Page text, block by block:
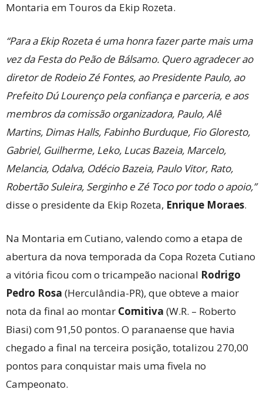
Montaria em Touros da Ekip Rozeta.
“Para a Ekip Rozeta é uma honra fazer parte mais uma
vez da Festa do Peão de Bálsamo. Quero agradecer ao
diretor de Rodeio Zé Fontes, ao Presidente Paulo, ao
Prefeito Dú Lourenço pela confiança e parceria, e aos
membros da comissão organizadora, Paulo, Alê
Martins, Dimas Halls, Fabinho Burduque, Fio Gloresto,
Gabriel, Guilherme, Leko, Lucas Bazeia, Marcelo,
Melancia, Odalva, Odécio Bazeia, Paulo Vitor, Rato,
Robertão Suleira, Serginho e Zé Toco por todo o apoio,”
disse o presidente da Ekip Rozeta, Enrique Moraes.
Na Montaria em Cutiano, valendo como a etapa de
abertura da nova temporada da Copa Rozeta Cutiano
a vitória ficou com o tricampeão nacional Rodrigo
Pedro Rosa (Herculândia-PR), que obteve a maior
nota da final ao montar Comitiva (W.R. – Roberto
Biasi) com 91,50 pontos. O paranaense que havia
chegado a final na terceira posição, totalizou 270,00
pontos para conquistar mais uma fivela no
Campeonato.